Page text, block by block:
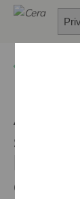
Agri-
la